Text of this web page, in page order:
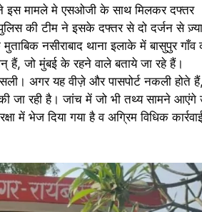
ने इस मामले मे एसओजी के साथ मिलकर दफ्तर
की टीम ने इसके दफ्तर से दो दर्जन से
नसीराबाद थाना इलाके में बासुपुर गाँव
हैं, जो मुंबई के रहने वाले बताये जा रहे हैं।
अगर यह वीज़े और पासपोर्ट नकली होते
जा रही है। जांच में जो भी तथ्य सामने आएंगे
में भेज दिया गया है व अग्रिम विधिक